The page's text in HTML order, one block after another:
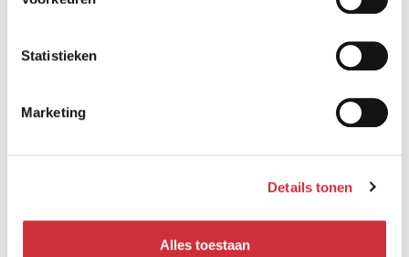
Statistieken
Marketing
Details tonen
Alles toestaan